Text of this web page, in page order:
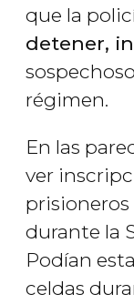
que la
detener,
régimen.
En las
ver
durante la
Podían
celdas